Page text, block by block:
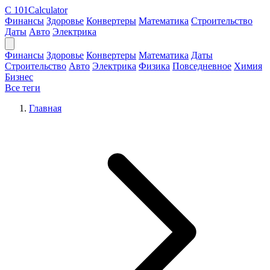
C 101Calculator
Финансы Здоровье Конвертеры Математика Строительство
Даты Авто Электрика
Финансы Здоровье Конвертеры Математика Даты
Строительство Авто Электрика Физика Повседневное Химия
Бизнес
Все теги
Главная